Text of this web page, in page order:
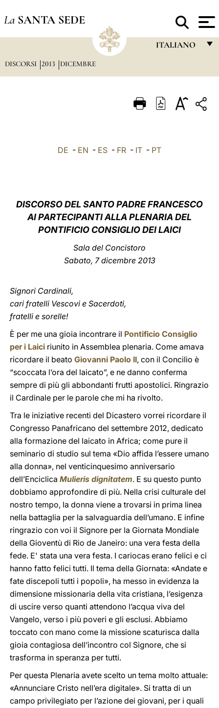
La SANTA SEDE
ITALIANO
ITALIANO
中文
LATINE
DISCORSI 2013 DICEMBRE
DE - EN - ES - FR - IT - PT
DISCORSO DEL SANTO PADRE FRANCESCO
AIPARTECIPANTI ALLA PLENARIA DEL
PONTIFICIO CONSIGLIO DEI LAICI
Sala del Concistoro
Sabato, 7 dicembre 2013
Signori Cardinali,
cari fratelli Vescovi e Sacerdoti,
fratelli e sorelle!
È per me una gioia incontrare il Pontificio Consiglio
per i Laici riunito in Assemblea plenaria. Come amava
ricordare il beato Giovanni Paolo II, con il Concilio è
“scoccata l’ora del laicato”, e ne danno conferma
sempre di più gli abbondanti frutti apostolici. Ringrazio
il Cardinale per le parole che mi ha rivolto.
Tra le iniziative recenti del Dicastero vorrei ricordare il
Congresso Panafricano del settembre 2012, dedicato
alla formazione del laicato in Africa; come pure il
seminario di studio sul tema «Dio affida l’essere umano
alla donna», nel venticinquesimo anniversario
dell’Enciclica Mulieris dignitatem. E su questo punto
dobbiamo approfondire di più. Nella crisi culturale del
nostro tempo, la donna viene a trovarsi in prima linea
nella battaglia per la salvaguardia dell’umano. E infine
ringrazio con voi il Signore per la Giornata Mondiale
della Gioventù di Rio de Janeiro: una vera festa della
fede. E' stata una vera festa. I cariocas erano felici e ci
hanno fatto felici tutti. Il tema della Giornata: «Andate e
fate discepoli tutti i popoli», ha messo in evidenza la
dimensione missionaria della vita cristiana, l’esigenza
di uscire verso quanti attendono l’acqua viva del
Vangelo, verso i più poveri e gli esclusi. Abbiamo
toccato con mano come la missione scaturisca dalla
gioia contagiosa dell’incontro col Signore, che si
trasforma in speranza per tutti.
Per questa Plenaria avete scelto un tema molto attuale:
«Annunciare Cristo nell’era digitale». Si tratta di un
campo privilegiato per l’azione dei giovani, per i quali